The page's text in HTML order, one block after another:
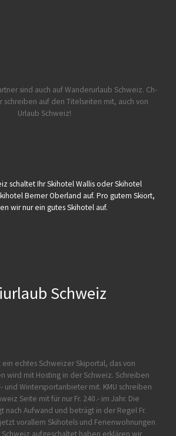
sind auch auf Wanderurlaub Schweiz. Ch-
schreiben auf den Titelseiten mit, auch von
Urlaub Schweiz!
schaltet Ihr Skihotel Wallis oder Skihotel
Berner Oberland auf. Pro gutem Skiort,
wir nur ein gutes Skihotel auf.
Schweiz
ein echtes Schweizer Skiportal, das von
wird mit Hosting in der Schweiz. Schreiben
und Wintersportanbieter mit. KMU schreiben
Seite mit für nur Fr. 240.- im Jahr. Die
nach Aufwand und beträgt in der Regel Fr.
vorallem Skihotels und Ferienwohnungen
aufgeschaltet haben erklären wir